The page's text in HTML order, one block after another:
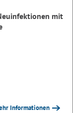
mit
Informationen